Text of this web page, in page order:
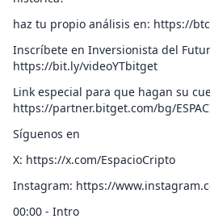
haz tu propio análisis en: https://
Inscríbete en Inversionista del
https://bit.ly/videoYTbitget
Link especial para que hagan su
https://partner.bitget.com/bg/
Síguenos en
X: https://x.com/EspacioCripto
Instagram: https://
00:00 - Intro